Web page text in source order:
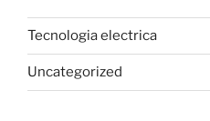
Tecnologia electrica
Uncategorized